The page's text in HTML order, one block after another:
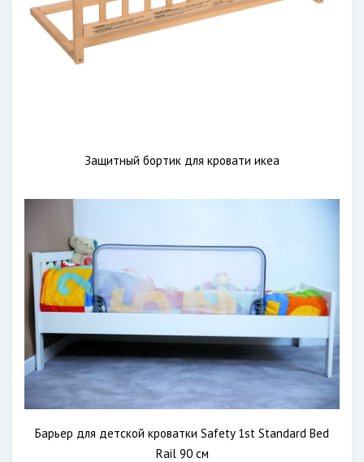
Защитный бортик для кровати икеа
Барьер для детской кроватки Safety 1st Standard Bed
Rail 90 см